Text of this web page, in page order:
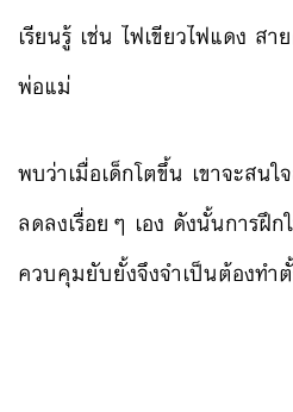
เรียนรู้ เช่น ไฟเขียวไฟแดง ส
พ่อแม่
พบว่าเมื่อเด็กโตขึ้น เขาจะสน
ลดลงเรื่อยๆ เอง ดังนั้นการฝึ
ควบคุมยับยั้งจึงจำเป็นต้องทำ